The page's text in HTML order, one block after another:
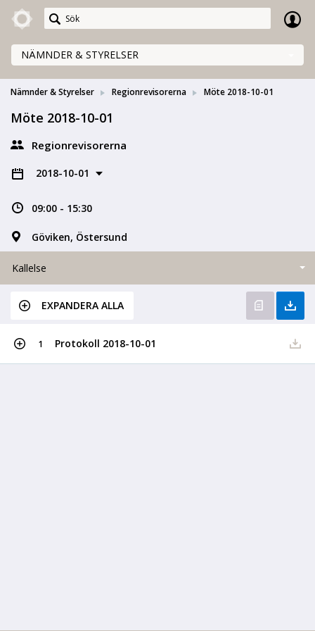
Meetings+
NÄMNDER & STYRELSER
Nämnder & Styrelser Regionrevisorerna Möte 2018-10-01
Möte 2018-10-01
Regionrevisorerna
2018-10-01
09:00 - 15:30
Göviken, Östersund
Kallelse
EXPANDERA ALLA
1 Protokoll 2018-10-01